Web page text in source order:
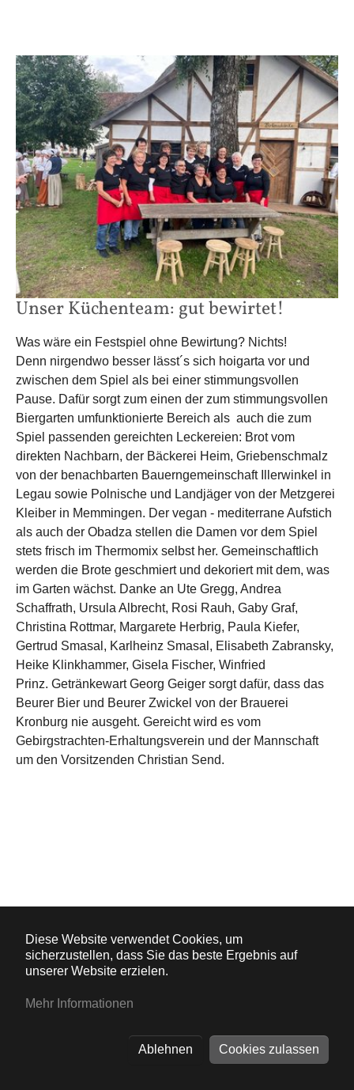
Diese Website verwendet Cookies, um
sicherzustellen, dass Sie das beste Ergebnis auf
unserer Website erzielen.
Mehr Informationen
Ablehnen Cookies zulassen
Unser Küchenteam: gut bewirtet!
Was wäre ein Festspiel ohne Bewirtung? Nichts!
Denn nirgendwo besser lässt´s sich hoigarta vor und
zwischen dem Spiel als bei einer stimmungsvollen
Pause. Dafür sorgt zum einen der zum stimmungsvollen
Biergarten umfunktionierte Bereich als auch die zum
Spiel passenden gereichten Leckereien: Brot vom
direkten Nachbarn, der Bäckerei Heim, Griebenschmalz
von der benachbarten Bauerngemeinschaft Illerwinkel in
Legau sowie Polnische und Landjäger von der Metzgerei
Kleiber in Memmingen. Der vegan - mediterrane Aufstich
als auch der Obadza stellen die Damen vor dem Spiel
stets frisch im Thermomix selbst her. Gemeinschaftlich
werden die Brote geschmiert und dekoriert mit dem, was
im Garten wächst. Danke an Ute Gregg, Andrea
Schaffrath, Ursula Albrecht, Rosi Rauh, Gaby Graf,
Christina Rottmar, Margarete Herbrig, Paula Kiefer,
Gertrud Smasal, Karlheinz Smasal, Elisabeth Zabransky,
Heike Klinkhammer, Gisela Fischer, Winfried
Prinz. Getränkewart Georg Geiger sorgt dafür, dass das
Beurer Bier und Beurer Zwickel von der Brauerei
Kronburg nie ausgeht. Gereicht wird es vom
Gebirgstrachten-Erhaltungsverein und der Mannschaft
um den Vorsitzenden Christian Send.
Info
Heimat zu erhalten, welches sich konzentriert im
beispielsweise in Flurkreuzen zeigt. Auch diese werden
vom Heimatdienst erhalten. Das ist nur durch Ihre